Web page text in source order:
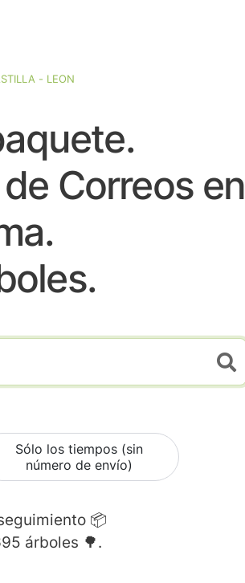
- LEON
Correos en
Sólo los tiempos (sin
número de envío)
📦
árboles 🌳.